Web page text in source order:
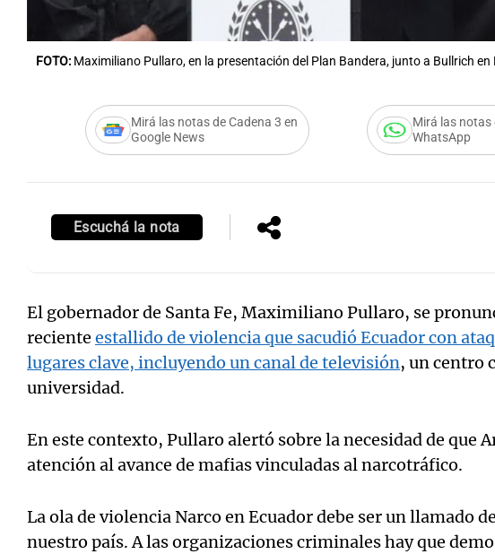
FOTO: Maximiliano Pullaro, en la presentación del Plan Bandera, junto a Bullrich en
Mirá las notas de Cadena 3 en
Google News
Mirá las notas
WhatsApp
Escuchá la nota
El gobernador de Santa Fe, Maximiliano Pullaro, se
reciente estallido de violencia que sacudió Ecuador con
lugares clave, incluyendo un canal de televisión, un centro
universidad.
En este contexto, Pullaro alertó sobre la necesidad de que
atención al avance de mafias vinculadas al narcotráfico.
La ola de violencia Narco en Ecuador debe ser un llamado
nuestro país. A las organizaciones criminales hay que